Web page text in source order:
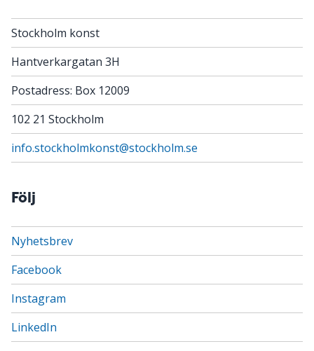
Stockholm konst
Hantverkargatan 3H
Postadress: Box 12009
102 21 Stockholm
info.stockholmkonst@stockholm.se
Följ
Nyhetsbrev
Facebook
Instagram
LinkedIn